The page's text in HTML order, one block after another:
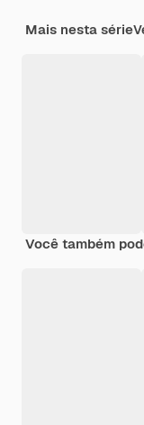
Mais nesta série
Você também